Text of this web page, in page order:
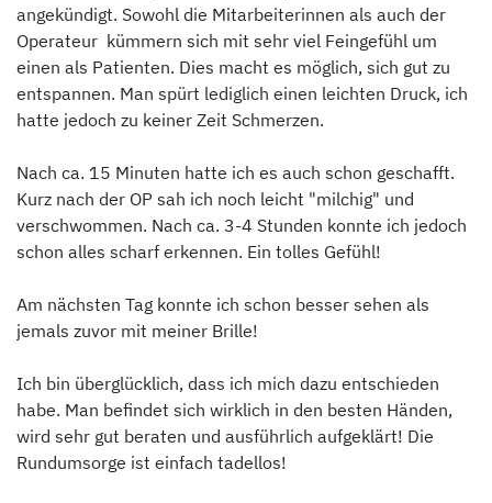
angekündigt. Sowohl die Mitarbeiterinnen als auch der
Operateur kümmern sich mit sehr viel Feingefühl um
einen als Patienten. Dies macht es möglich, sich gut zu
entspannen. Man spürt lediglich einen leichten Druck, ich
hatte jedoch zu keiner Zeit Schmerzen.
Nach ca. 15 Minuten hatte ich es auch schon geschafft.
Kurz nach der OP sah ich noch leicht "milchig" und
verschwommen. Nach ca. 3-4 Stunden konnte ich jedoch
schon alles scharf erkennen. Ein tolles Gefühl!
Am nächsten Tag konnte ich schon besser sehen als
jemals zuvor mit meiner Brille!
Ich bin überglücklich, dass ich mich dazu entschieden
habe. Man befindet sich wirklich in den besten Händen,
wird sehr gut beraten und ausführlich aufgeklärt! Die
Rundumsorge ist einfach tadellos!